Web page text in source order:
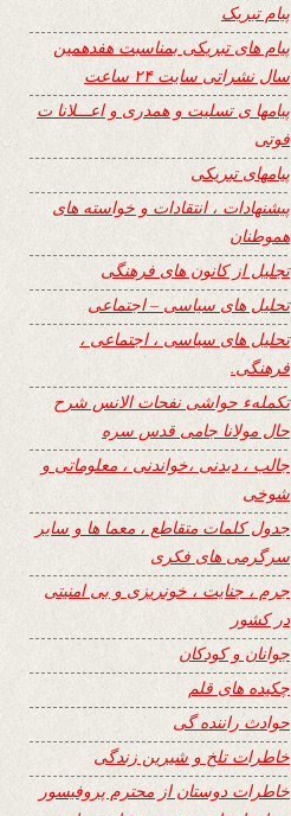
پیام تبریک
پیام های تبریکی بمناسبت هفدهمین
سال نشراتی سایت ۲۴ ساعت
پیامها ی تسلیت و همدری و اعـــلانا ت
فوتی
پیامهای تبریکی
پیشنهادات ، انتقادات و خواسته های
هموطنان
تجلیل از کانون های فرهنگی
تحلیل های سیاسی – اجتماعی
تحلیل های سیاسی ، اجتماعی ،
فرهنگی.
تکملهء حواشی نفحات الانس شرح
حال مولانا جامی قدس سره
جالب ، دیدنی ،خواندنی ، معلوماتی و
شوخی
جدول کلمات متقاطع ، معما ها و سایر
سرگرمی های فکری
جرم ، جنایت ، خونریزی و بی امنیتی
در کشور
جوانان و کودکان
چکیده های قلم
حوادث راننده گی
خاطرات تلخ و شیرین زندگی
خاطرات دوستان از محترم پروفیسور